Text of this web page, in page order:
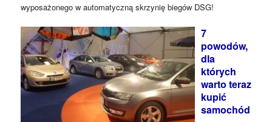
wyposażonego w automatyczną skrzynię biegów DSG!
7
powodów,
dla
których
warto teraz
kupić
samochód